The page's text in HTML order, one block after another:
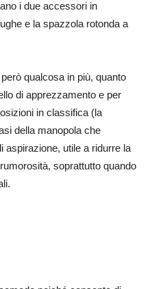
i due accessori in
e la spazzola rotonda a
qualcosa in più, quanto
di apprezzamento e per
in classifica (la
della manopola che
aspirazione, utile a ridurre la
soprattutto quando